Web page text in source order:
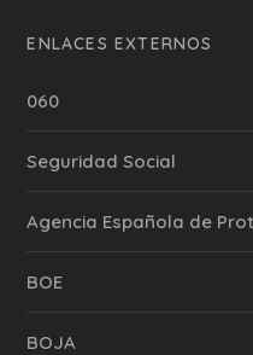
ENLACES EXTERNOS
060
Seguridad Social
Agencia Española de
BOE
BOJA